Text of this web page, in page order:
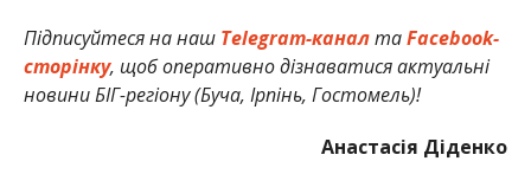
Підписуйтеся на наш Telegram-канал таFacebook-
сторінку, щоб оперативно дізнаватися актуальні
новини БІГ-регіону (Буча, Ірпінь, Гостомель)!
Анастасія Діденко